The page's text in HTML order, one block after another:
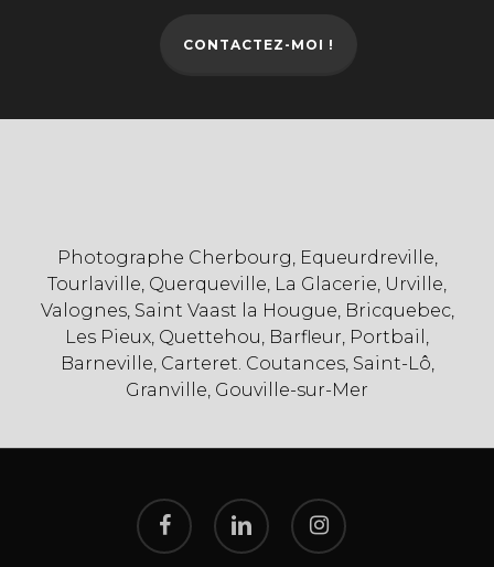
CONTACTEZ-MOI !
Photographe Cherbourg, Equeurdreville,
Tourlaville, Querqueville, La Glacerie, Urville,
Valognes, Saint Vaast la Hougue, Bricquebec,
Les Pieux, Quettehou, Barfleur, Portbail,
Barneville, Carteret. Coutances, Saint-Lô,
Granville, Gouville-sur-Mer
facebook linkedin instagram